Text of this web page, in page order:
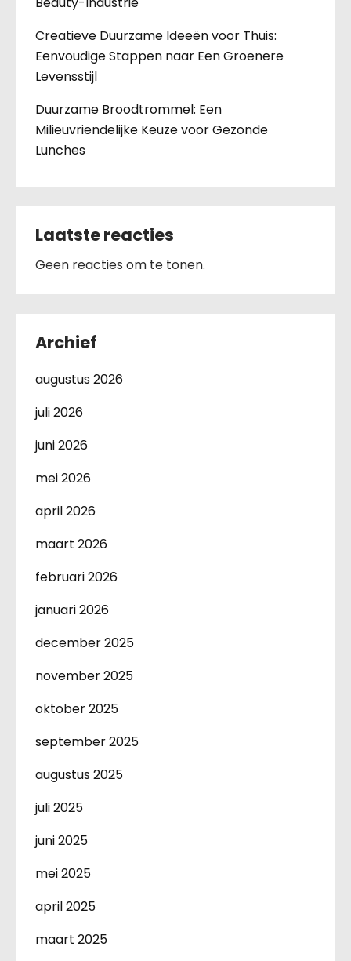
Creatieve Duurzame Ideeën voor Thuis:
Eenvoudige Stappen naar Een Groenere
Levensstijl
Duurzame Broodtrommel: Een
Milieuvriendelijke Keuze voor Gezonde
Lunches
Laatste reacties
Geen reacties om te tonen.
Archief
augustus 2026
juli 2026
juni 2026
mei 2026
april 2026
maart 2026
februari 2026
januari 2026
december 2025
november 2025
oktober 2025
september 2025
augustus 2025
juli 2025
juni 2025
mei 2025
april 2025
maart 2025